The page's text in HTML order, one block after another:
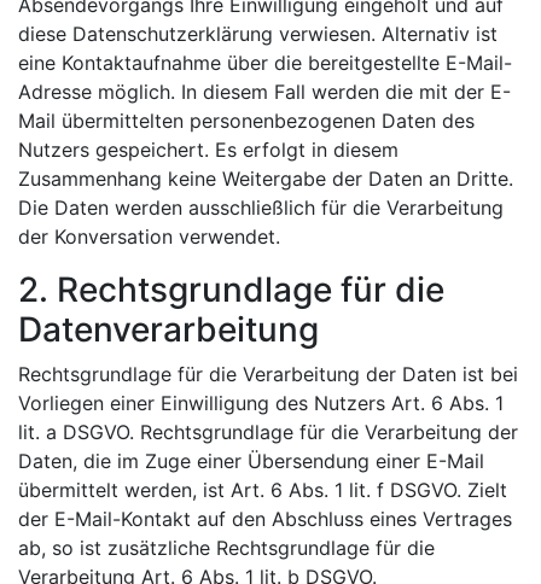
diese Datenschutzerklärung verwiesen. Alternativ ist
eine Kontaktaufnahme über die bereitgestellte E-Mail-
Adresse möglich. In diesem Fall werden die mit der E-
Mail übermittelten personenbezogenen Daten des
Nutzers gespeichert. Es erfolgt in diesem
Zusammenhang keine Weitergabe der Daten an Dritte.
Die Daten werden ausschließlich für die Verarbeitung
der Konversation verwendet.
2. Rechtsgrundlage für die
Datenverarbeitung
Rechtsgrundlage für die Verarbeitung der Daten ist bei
Vorliegen einer Einwilligung des Nutzers Art. 6 Abs. 1
lit. a DSGVO. Rechtsgrundlage für die Verarbeitung der
Daten, die im Zuge einer Übersendung einer E-Mail
übermittelt werden, ist Art. 6 Abs. 1 lit. f DSGVO. Zielt
der E-Mail-Kontakt auf den Abschluss eines Vertrages
ab, so ist zusätzliche Rechtsgrundlage für die
Verarbeitung Art. 6 Abs. 1 lit. b DSGVO.